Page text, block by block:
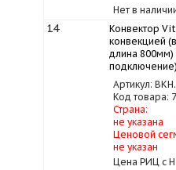
Нет в
14
Конвектор
конвекцией
длина 800мм)
подключение)
Артикул:
Код товара:
Страна:
не указана
Ценовой
не указан
Цена РИЦ с